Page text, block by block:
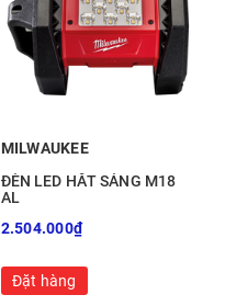
MILWAUKEE
ĐÈN LED HẮT SÁNG M18
AL
2.504.000₫
Đặt hàng